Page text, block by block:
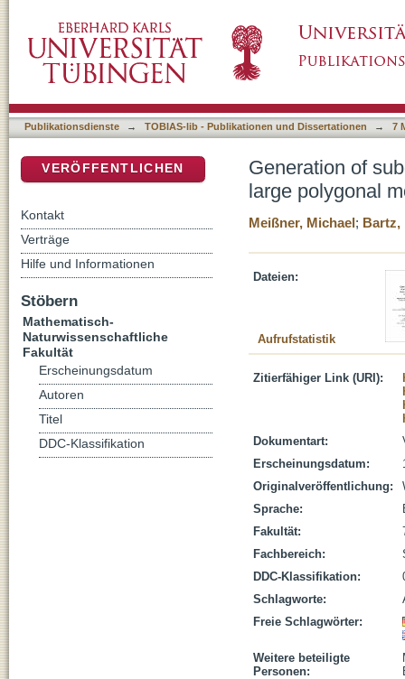
Publikationsdienste → TOBIAS-lib - Publikationen und Dissertationen → 7
Generation of
large polygonal
Meißner, Michael; Bartz,
Dateien:
Aufrufstatistik
Zitierfähiger Link (URI):
Dokumentart:
Erscheinungsdatum:
Originalveröffentlichung:
Sprache:
Fakultät:
Fachbereich:
DDC-Klassifikation:
Schlagworte:
Freie Schlagwörter:
Weitere beteiligte
Personen:
VERÖFFENTLICHEN
Kontakt
Verträge
Hilfe und Informationen
Stöbern
Mathematisch-
Naturwissenschaftliche
Fakultät
Erscheinungsdatum
Autoren
Titel
DDC-Klassifikation